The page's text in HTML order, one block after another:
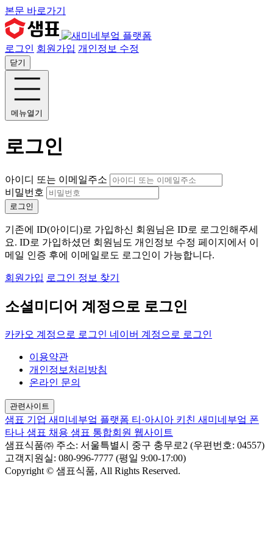
본문 바로가기
로그인 회원가입 개인정보 수정
닫기
메뉴열기
로그인
아이디 또는 이메일주소
비밀번호
로그인
기존에 ID(아이디)로 가입하신 회원님은 ID로 로그인해주세
요. ID로 가입하셨던 회원님도 개인정보 수정 페이지에서 이
메일 인증 후에 이메일로도 로그인이 가능합니다.
회원가입 로그인 정보 찾기
소셜미디어 계정으로 로그인
카카오 계정으로 로그인 네이버 계정으로 로그인
이용약관
개인정보처리방침
온라인 문의
관련사이트
샘표 기업 새미네부엌 플랫폼 티·아시아 키친 새미네부엌 폰
타나 샘표 채용 샘표 통합회원 웹사이트
샘표식품㈜ 주소: 서울특별시 중구 충무로2 (우편번호: 04557)
고객지원실: 080-996-7777 (평일 9:00-17:00)
Copyright © 샘표식품, All Rights Reserved.